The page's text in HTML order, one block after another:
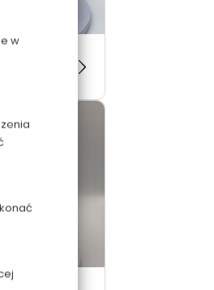
w
Biedronka